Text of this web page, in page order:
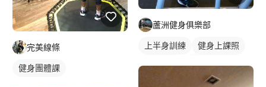
完美線條
健身團體課
蘆洲健身俱樂部
上半身訓練
健身上課照
健身教練
私人健身教練
女健身教練